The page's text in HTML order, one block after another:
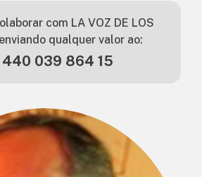
com LA VOZ DE LOS
qualquer valor ao:
440 039 864 15